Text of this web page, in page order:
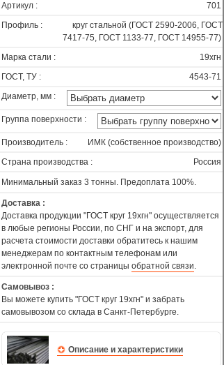
Артикул :
701
Профиль :
круг стальной (ГОСТ 2590-2006, ГОСТ
7417-75, ГОСТ 1133-77, ГОСТ 14955-77)
Марка стали :
19хгн
ГОСТ, ТУ :
4543-71
Диаметр, мм :
Группа поверхности :
Производитель :
ИМК (собственное производство)
Страна производства :
Россия
Минимальный заказ 3 тонны. Предоплата 100%.
Доставка :
Доставка продукции "ГОСТ круг 19хгн" осуществляется
в любые регионы России, по СНГ и на экспорт, для
расчета стоимости доставки обратитесь к нашим
менеджерам по контактным телефонам или
электронной почте со страницы обратной связи.
Самовывоз :
Вы можете купить "ГОСТ круг 19хгн" и забрать
самовывозом со склада в Санкт-Петербурге.
Описание и характеристики